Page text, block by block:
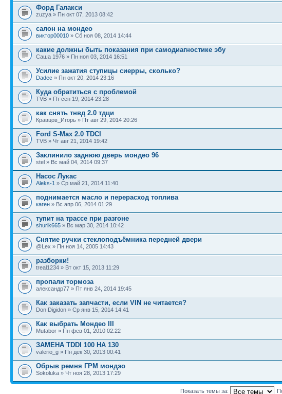
Форд Галакси
zuzya » Пн окт 07, 2013 08:42
салон на мондео
виктор00010 » Сб ноя 08, 2014 14:44
какие должны быть показания при самодиагностике эбу
Саша 1976 » Пн ноя 03, 2014 16:51
Усилие зажатия ступицы сиерры, сколько?
Dadec » Пн окт 20, 2014 23:16
Куда обратиться с проблемой
TVB » Пт сен 19, 2014 23:28
как снять тнвд 2.0 тдци
Кравцов_Игорь » Пт авг 29, 2014 20:26
Ford S-Max 2.0 TDCI
TVB » Чт авг 21, 2014 19:42
Заклинило заднюю дверь мондео 96
stel » Вс май 04, 2014 09:37
Насос Лукас
Aleks-1 » Ср май 21, 2014 11:40
поднимается масло и перерасход топлива
каген » Вс апр 06, 2014 01:29
тупит на трассе при разгоне
shurik665 » Вс мар 30, 2014 10:42
Снятие ручки стеклоподъёмника передней двери
@Lex » Пн ноя 14, 2005 14:43
разборки!
treal1234 » Вт окт 15, 2013 11:29
пропали тормоза
александр77 » Пт янв 24, 2014 19:45
Как заказать запчасти, если VIN не читается?
Don Digidon » Ср янв 15, 2014 14:41
Как выбрать Мондео III
Mutabor » Пн фев 01, 2010 02:22
ЗАМЕНА TDDI 100 НА 130
valerio_g » Пн дек 30, 2013 00:41
Обрыв ремня ГРМ мондэо
Sokoluka » Чт ноя 28, 2013 17:29
Показать темы за: